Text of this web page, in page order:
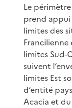
Le
prend appui
limites des
Francilienne
limites Sud-
suivent
limites Est
d’entité
Acacia et